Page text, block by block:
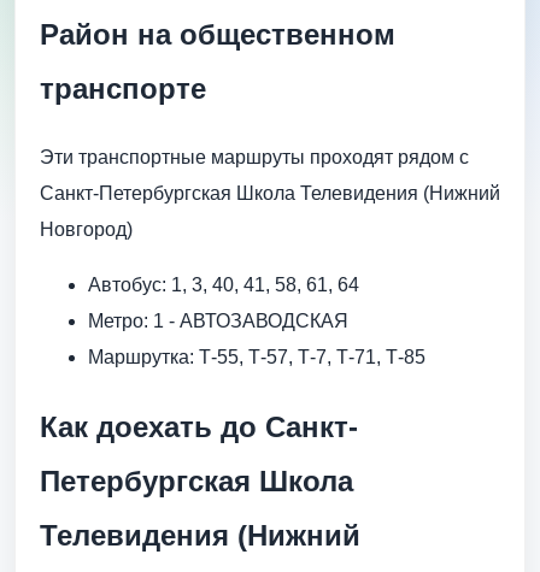
Район на общественном
транспорте
Эти транспортные маршруты проходят рядом с
Санкт-Петербургская Школа Телевидения (Нижний
Новгород)
Автобус: 1, 3, 40, 41, 58, 61, 64
Метро: 1 - АВТОЗАВОДСКАЯ
Маршрутка: Т-55, Т-57, Т-7, Т-71, Т-85
Как доехать до Санкт-
Петербургская Школа
Телевидения (Нижний